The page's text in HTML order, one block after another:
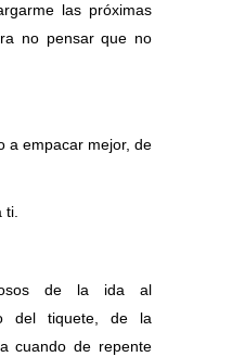
las próximas
no pensar que no
a empacar mejor, de
de la ida al
del tiquete, de la
cuando de repente